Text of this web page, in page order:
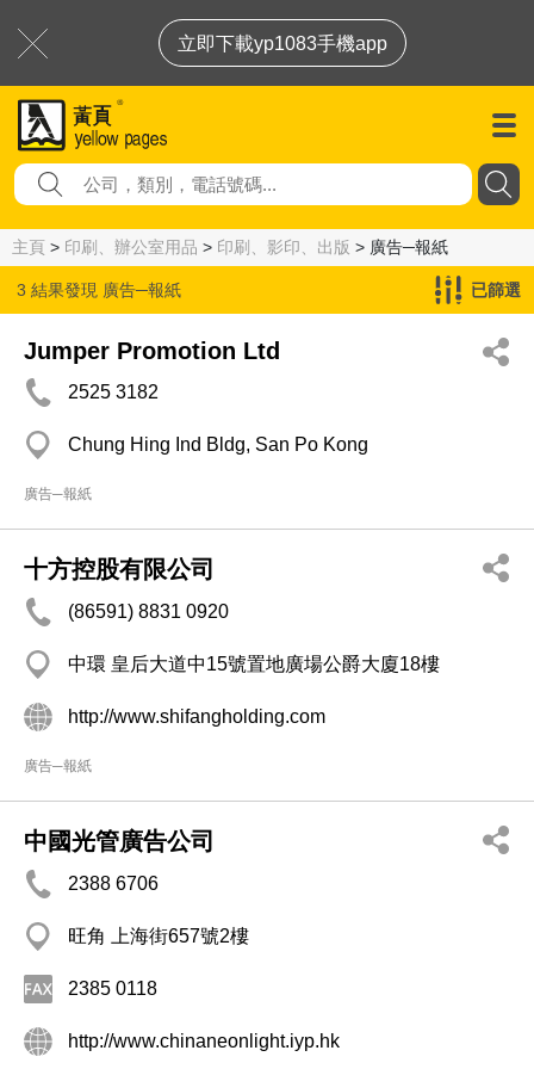
立即下載yp1083手機app
主頁 > 印刷、辦公室用品 > 印刷、影印、出版 > 廣告─報紙
3 結果發現 廣告─報紙 已篩選
Jumper Promotion Ltd
2525 3182
Chung Hing Ind Bldg, San Po Kong
廣告─報紙
十方控股有限公司
(86591) 8831 0920
中環 皇后大道中15號置地廣場公爵大廈18樓
http://www.shifangholding.com
廣告─報紙
中國光管廣告公司
2388 6706
旺角 上海街657號2樓
2385 0118
http://www.chinaneonlight.iyp.hk